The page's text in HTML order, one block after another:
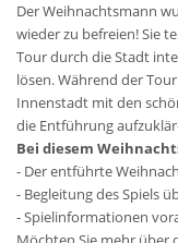
Der Weihnachtsmann
wieder zu befreien! Sie
Tour durch die Stadt
lösen. Während der
Innenstadt mit den
die Entführung
Bei diesem
- Der entführte
- Begleitung des Spiels
- Spielinformationen